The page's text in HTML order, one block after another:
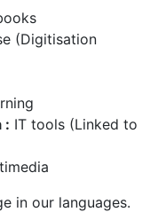
(Digitisation
: IT tools (Linked to
in our languages.